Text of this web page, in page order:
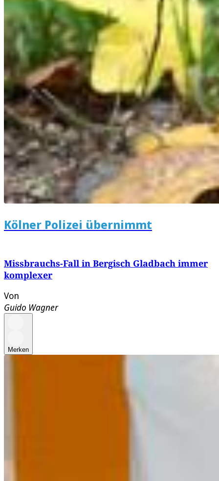
Kölner Polizei übernimmt
Missbrauchs-Fall in Bergisch Gladbach immer
komplexer
Von
Guido Wagner
Merken